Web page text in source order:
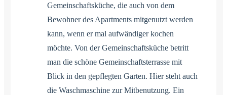
Gemeinschaftsküche, die auch von dem
Bewohner des Apartments mitgenutzt werden
kann, wenn er mal aufwändiger kochen
möchte. Von der Gemeinschaftsküche betritt
man die schöne Gemeinschaftsterrasse mit
Blick in den gepflegten Garten. Hier steht auch
die Waschmaschine zur Mitbenutzung. Ein